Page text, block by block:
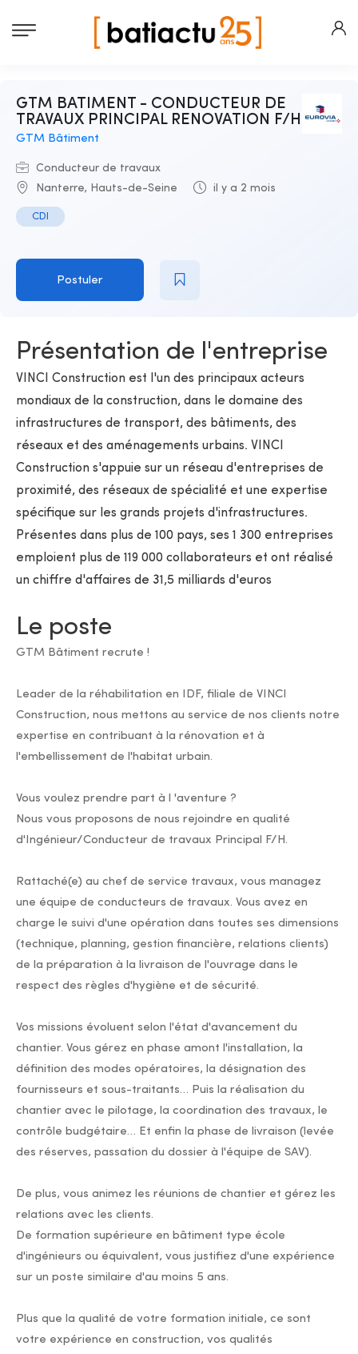
GTM BATIMENT - CONDUCTEUR DE
TRAVAUX PRINCIPAL RENOVATION F/H
GTM Bâtiment
Conducteur de travaux
Nanterre, Hauts-de-Seine
il y a 2 mois
CDI
Postuler
Présentation de l'entreprise
VINCI Construction est l'un des principaux acteurs
mondiaux de la construction, dans le domaine des
infrastructures de transport, des bâtiments, des
réseaux et des aménagements urbains. VINCI
Construction s'appuie sur un réseau d'entreprises de
proximité, des réseaux de spécialité et une expertise
spécifique sur les grands projets d'infrastructures.
Présentes dans plus de 100 pays, ses 1 300 entreprises
emploient plus de 119 000 collaborateurs et ont réalisé
un chiffre d'affaires de 31,5 milliards d'euros
Le poste
GTM Bâtiment recrute !
Leader de la réhabilitation en IDF, filiale de VINCI
Construction, nous mettons au service de nos clients notre
expertise en contribuant à la rénovation et à
l'embellissement de l'habitat urbain.
Vous voulez prendre part à l 'aventure ?
Nous vous proposons de nous rejoindre en qualité
d'Ingénieur/Conducteur de travaux Principal F/H.
Rattaché(e) au chef de service travaux, vous managez
une équipe de conducteurs de travaux. Vous avez en
charge le suivi d'une opération dans toutes ses dimensions
(technique, planning, gestion financière, relations clients)
de la préparation à la livraison de l'ouvrage dans le
respect des règles d'hygiène et de sécurité.
Vos missions évoluent selon l'état d'avancement du
chantier. Vous gérez en phase amont l'installation, la
définition des modes opératoires, la désignation des
fournisseurs et sous-traitants… Puis la réalisation du
chantier avec le pilotage, la coordination des travaux, le
contrôle budgétaire… Et enfin la phase de livraison (levée
des réserves, passation du dossier à l'équipe de SAV).
De plus, vous animez les réunions de chantier et gérez les
relations avec les clients.
De formation supérieure en bâtiment type école
d'ingénieurs ou équivalent, vous justifiez d'une expérience
sur un poste similaire d'au moins 5 ans.
Plus que la qualité de votre formation initiale, ce sont
votre expérience en construction, vos qualités